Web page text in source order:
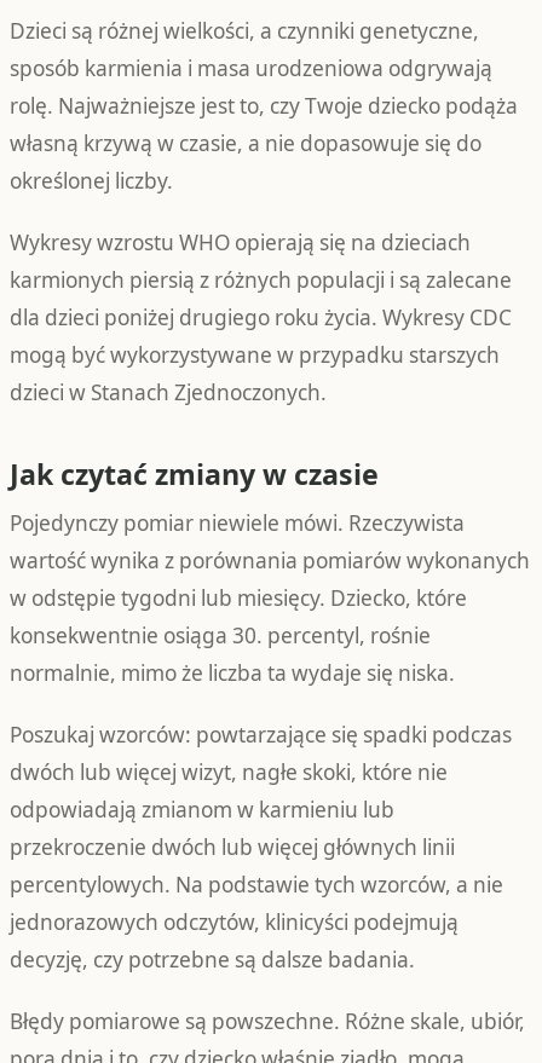
Dzieci są różnej wielkości, a czynniki genetyczne,
sposób karmienia i masa urodzeniowa odgrywają
rolę. Najważniejsze jest to, czy Twoje dziecko podąża
własną krzywą w czasie, a nie dopasowuje się do
określonej liczby.
Wykresy wzrostu WHO opierają się na dzieciach
karmionych piersią z różnych populacji i są zalecane
dla dzieci poniżej drugiego roku życia. Wykresy CDC
mogą być wykorzystywane w przypadku starszych
dzieci w Stanach Zjednoczonych.
Jak czytać zmiany w czasie
Pojedynczy pomiar niewiele mówi. Rzeczywista
wartość wynika z porównania pomiarów wykonanych
w odstępie tygodni lub miesięcy. Dziecko, które
konsekwentnie osiąga 30. percentyl, rośnie
normalnie, mimo że liczba ta wydaje się niska.
Poszukaj wzorców: powtarzające się spadki podczas
dwóch lub więcej wizyt, nagłe skoki, które nie
odpowiadają zmianom w karmieniu lub
przekroczenie dwóch lub więcej głównych linii
percentylowych. Na podstawie tych wzorców, a nie
jednorazowych odczytów, klinicyści podejmują
decyzję, czy potrzebne są dalsze badania.
Błędy pomiarowe są powszechne. Różne skale, ubiór,